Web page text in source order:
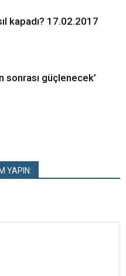
kapadı? 17.02.2017
sonrası güçlenecek’
YAPIN: